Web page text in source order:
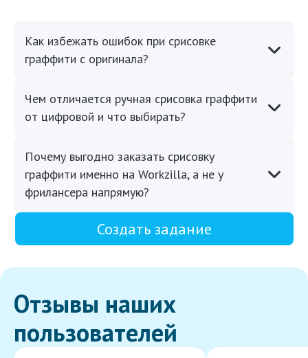
Как избежать ошибок при срисовке
граффити с оригинала?
Чем отличается ручная срисовка граффити
от цифровой и что выбирать?
Почему выгодно заказать срисовку
граффити именно на Workzilla, а не у
фрилансера напрямую?
Создать задание
Отзывы наших
пользователей